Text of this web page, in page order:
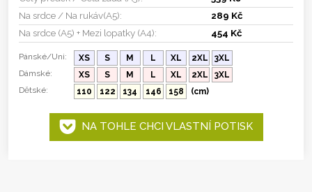
Na srdce / Na rukáv(A5):
289 Kč
Na srdce (A5) + Mezi lopatky (A4):
454 Kč
Pánské/Uni: XS S M L XL 2XL
3XL
Dámské:
XS S M L XL 2XL
3XL
Dětské:
110 122 134 146 158 (cm)
NA TOHLE CHCI VLASTNÍ POTISK